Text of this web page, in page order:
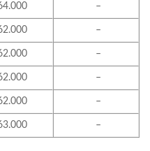
–
–
–
–
–
–